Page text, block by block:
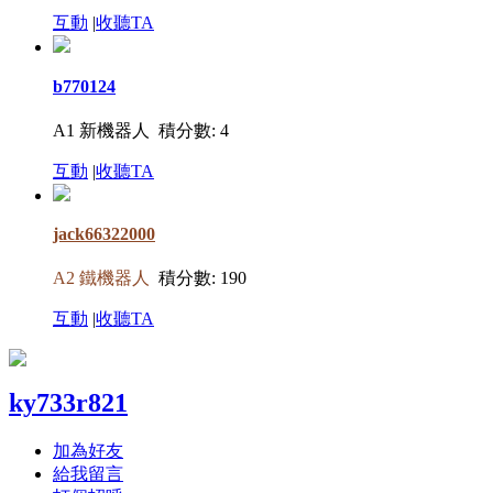
互動 |收聽TA
b770124
A1 新機器人 積分數: 4
互動 |收聽TA
jack66322000
A2 鐵機器人 積分數: 190
互動 收聽TA
ky733r821
加為好友
給我留言